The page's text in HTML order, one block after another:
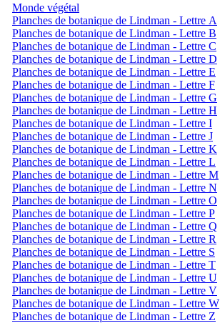
Monde végétal
Planches de botanique de Lindman - Lettre A
Planches de botanique de Lindman - Lettre B
Planches de botanique de Lindman - Lettre C
Planches de botanique de Lindman - Lettre D
Planches de botanique de Lindman - Lettre E
Planches de botanique de Lindman - Lettre F
Planches de botanique de Lindman - Lettre G
Planches de botanique de Lindman - Lettre H
Planches de botanique de Lindman - Lettre I
Planches de botanique de Lindman - Lettre J
Planches de botanique de Lindman - Lettre K
Planches de botanique de Lindman - Lettre L
Planches de botanique de Lindman - Lettre M
Planches de botanique de Lindman - Lettre N
Planches de botanique de Lindman - Lettre O
Planches de botanique de Lindman - Lettre P
Planches de botanique de Lindman - Lettre Q
Planches de botanique de Lindman - Lettre R
Planches de botanique de Lindman - Lettre S
Planches de botanique de Lindman - Lettre T
Planches de botanique de Lindman - Lettre U
Planches de botanique de Lindman - Lettre V
Planches de botanique de Lindman - Lettre W
Planches de botanique de Lindman - Lettre Z